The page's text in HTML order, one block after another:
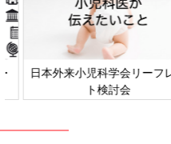
日本外来小児科学会リーフレッ
ト検討会